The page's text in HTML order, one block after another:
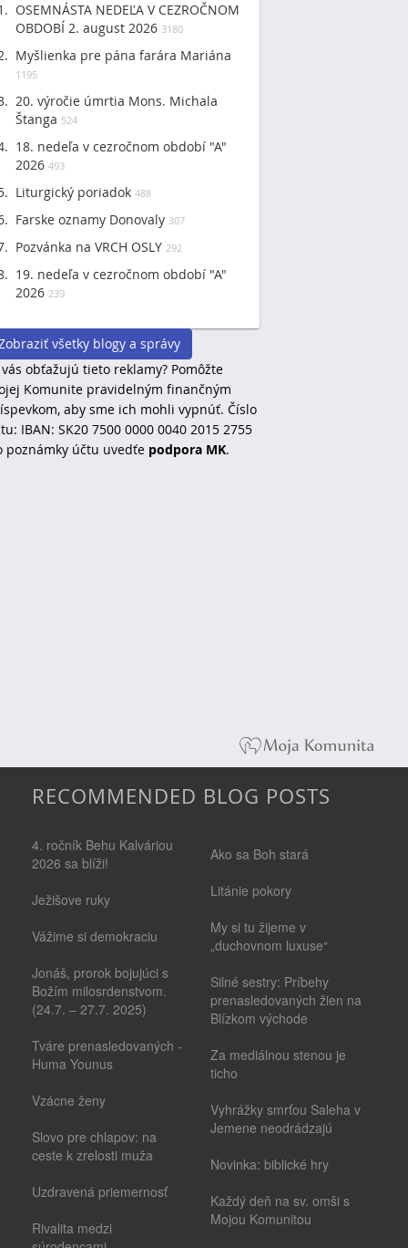
OSEMNÁSTA NEDEĽA V CEZROČNOM
OBDOBÍ 2. august 2026 3180
Myšlienka pre pána farára Mariána
1195
20. výročie úmrtia Mons. Michala
Štanga 524
18. nedeľa v cezročnom období "A"
2026 493
Liturgický poriadok 488
Farske oznamy Donovaly 307
Pozvánka na VRCH OSLY 292
19. nedeľa v cezročnom období "A"
2026 239
všetky blogy a správy
obťažujú tieto reklamy? Pomôžte
Komunite pravidelným finančným
aby sme ich mohli vypnúť. Číslo
IBAN: SK20 7500 0000 0040 2015 2755
poznámky účtu uvedťe podpora MK.
RECOMMENDED BLOG POSTS
4. ročník Behu Kalváriou
2026 sa blíži!
Ježišove ruky
Vážime si demokraciu
Jonáš, prorok bojujúci s
Božím milosrdenstvom.
(24.7. – 27.7. 2025)
Tváre prenasledovaných -
Huma Younus
Vzácne ženy
Slovo pre chlapov: na
ceste k zrelosti muža
Uzdravená priemernosť
Rivalita medzi
Ako sa Boh stará
Litánie pokory
My si tu žijeme v
„duchovnom luxuse“
Silné sestry: Príbehy
prenasledovaných žien na
Blízkom východe
Za mediálnou stenou je
ticho
Vyhrážky smrťou Saleha v
Jemene neodrádzajú
Novinka: biblické hry
Každý deň na sv. omši s
Mojou Komunitou